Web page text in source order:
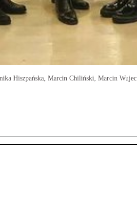
Hiszpańska, Marcin Chiliński, Marcin Wujec